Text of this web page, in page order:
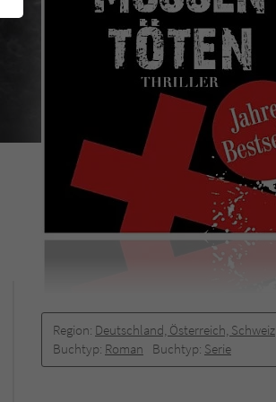
Region: Deutschland, Österreich, Schweiz
Buchtyp: Roman Buchtyp: Serie